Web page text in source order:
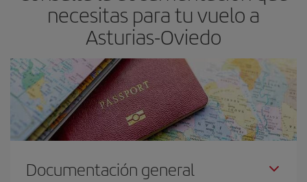
necesitas para tu vuelo a
Asturias-Oviedo
Documentación general